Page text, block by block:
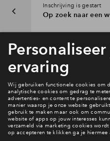
Inschrijving is gestart
Op zoek naar een
Interesse? Meld
Hiermee blijf je op de hoogte
Ja, ik wil